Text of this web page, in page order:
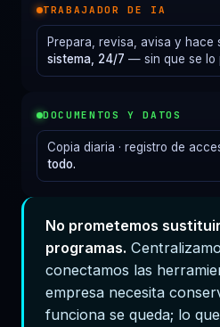
TRABAJADOR DE IA
Prepara, revisa, avisa y hace
sistema, 24/7 — sin que se lo
DOCUMENTOS Y DATOS
Copia diaria · registro de
todo.
No prometemos
programas.
conectamos las
empresa necesita
funciona se queda; lo